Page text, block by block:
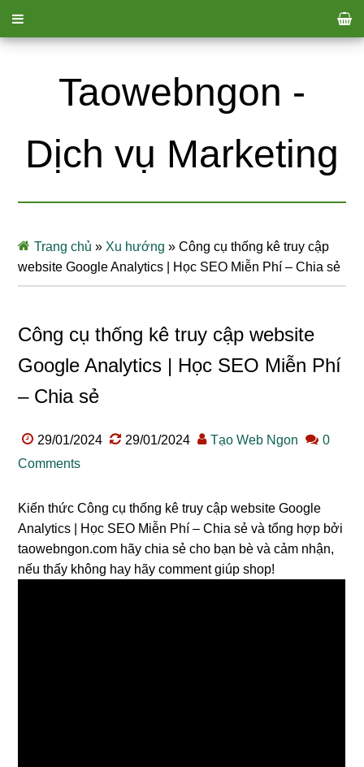
Taowebngon -
Dịch vụ Marketing
Trang chủ » Xu hướng »Công cụ thống kê truy cập
website Google Analytics | Học SEO Miễn Phí – Chia sẻ
Công cụ thống kê truy cập website
Google Analytics | Học SEO Miễn Phí
– Chia sẻ
29/01/2024 29/01/2024 Tạo Web Ngon
0
Comments
Kiến thức Công cụ thống kê truy cập website Google
Analytics | Học SEO Miễn Phí – Chia sẻ và tổng hợp bởi
taowebngon.com hãy chia sẻ cho bạn bè và cảm nhận,
nếu thấy không hay hãy comment giúp shop!